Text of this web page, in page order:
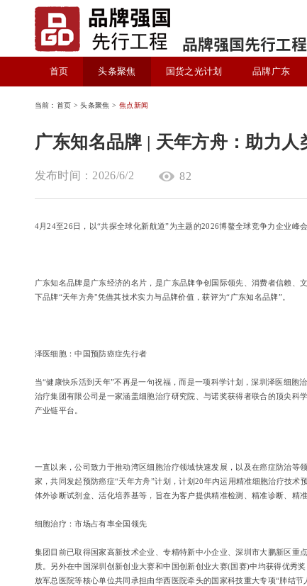
首页 头条聚焦 国货之光计划 品牌广东
当前：首页 > 头条聚焦 > 焦点新闻
广东知名品牌 | 天年方舟：助力
发布时间：2026/6/2 82
4月24至26日，以“共探全球化新航道”为主题的2026博鳌全球竞争力企业峰
广东知名品牌是广东经济的名片，是广东品牌争创国际领先、消费者信赖
下品牌“天年方舟"凭借其技术实力与品牌价值，获评为“广东知名品牌”。
泽医细胞：中国预防癌症先行者
当“健康快乐活到天年”不再是一句祝福，而是一项科学计划，深圳泽医细
治疗集团有限公司是一家涵盖细胞治疗研究院、与诺奖获得者联合的顶尖
产业链平台。
一直以来，公司致力于推动湾区细胞治疗领域快速发展，以及在癌症防治
家，共同发起预防癌症“天年方舟”计划，计划20年内运用精准细胞治疗技
体外诊断试剂盒、活化培养基等，旨在为客户提供精准检测、精准诊断、精
细胞治疗：市场占有率全国领先
集团目前已取得国家高新技术企业、专精特新中小企业、深圳市大鹏新区
质。另外在中国深圳创新创业大赛和中国创新创业大赛(国赛)中均获得优秀
放军总医院等核心单位共同承担由华西医院牵头的国家科技重大专项“肺结节